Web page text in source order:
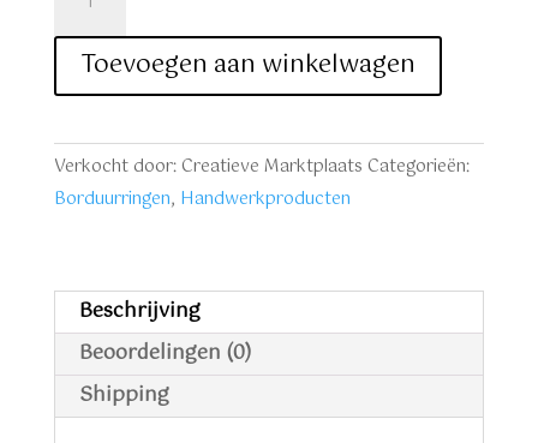
kunststof
rond
blauw
16
cm
aantal
Toevoegen aan winkelwagen
Verkocht door: Creatieve Marktplaats Categorieën:
Borduurringen, Handwerkproducten
Beschrijving
Beoordelingen (0)
Shipping